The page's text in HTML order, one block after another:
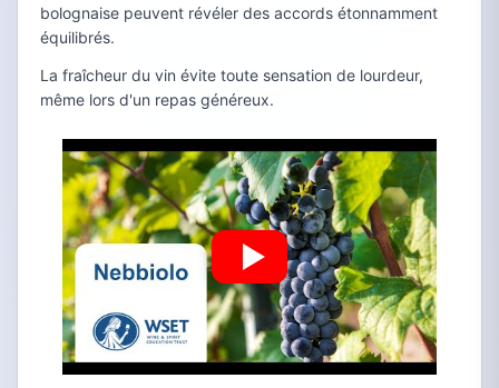
bolognaise peuvent révéler des accords étonnamment
équilibrés.
La fraîcheur du vin évite toute sensation de lourdeur,
même lors d'un repas généreux.